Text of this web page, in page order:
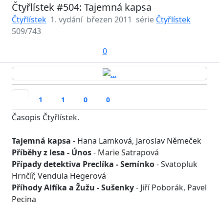
Čtyřlístek #504: Tajemná kapsa
Čtyřlístek 1. vydání březen 2011 série Čtyřlístek
509/743
0
1 1 0 0
Časopis Čtyřlístek.
Tajemná kapsa - Hana Lamková, Jaroslav Němeček
Příběhy z lesa - Únos- Marie Satrapová
Případy detektiva Preclíka - Semínko- Svatopluk
Hrnčíř, Vendula Hegerová
Příhody Alfíka a Žužu - Sušenky- Jiří Poborák, Pavel
Pecina